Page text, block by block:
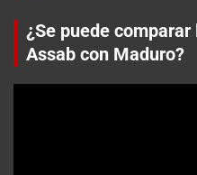
¿Se puede
Assab con Maduro?